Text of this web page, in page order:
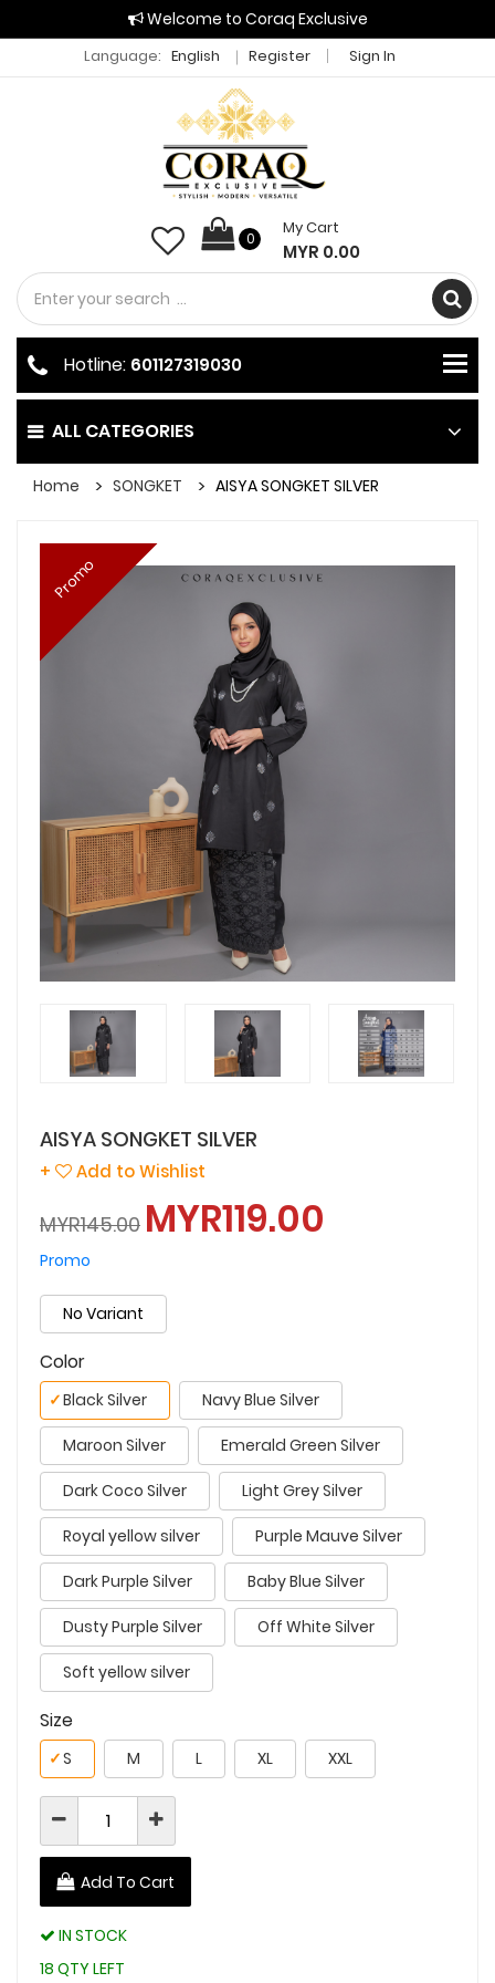
Welcome to Coraq Exclusive
Language: English Register Sign In
0
My Cart
MYR 0.00
ALL CATEGORIES
Hotline: 601127319030
Home SONGKET AISYA SONGKET SILVER
Promo
AISYA SONGKET SILVER
+ Add to Wishlist
MYR145.00 MYR119.00
Promo
No Variant
Color
Black Silver
✓ Navy Blue Silver
Maroon Silver Emerald Green Silver
Dark Coco Silver Light Grey Silver
Royal yellow silver Purple Mauve Silver
Dark Purple Silver Baby Blue Silver
Dusty Purple Silver Off White Silver
Soft yellow silver
Size
S
✓ M L XL XXL
Add To Cart
IN STOCK
18 QTY LEFT